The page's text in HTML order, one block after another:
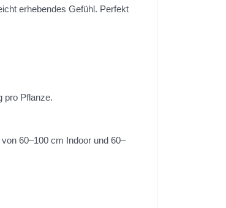
erhebendes Gefühl. Perfekt
pro Pflanze.
60–100 cm Indoor und 60–